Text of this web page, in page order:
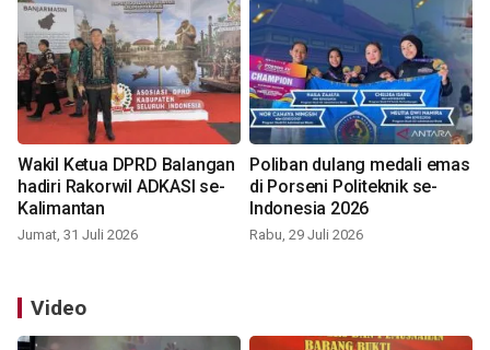
Wakil Ketua DPRD Balangan
hadiri Rakorwil ADKASI se-
Kalimantan
Jumat, 31 Juli 2026
Poliban dulang medali emas
di Porseni Politeknik se-
Indonesia 2026
Rabu, 29 Juli 2026
Video